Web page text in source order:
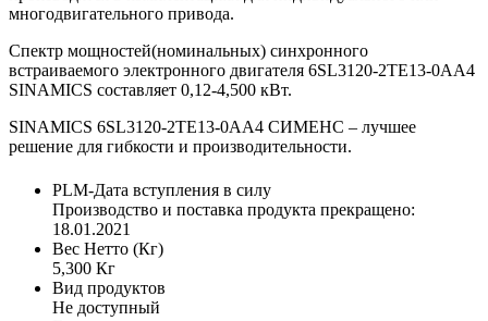
многодвигательного привода.
Спектр мощностей(номинальных) синхронного
встраиваемого электронного двигателя 6SL3120-2TE13-0AA4
SINAMICS составляет 0,12-4,500 кВт.
SINAMICS 6SL3120-2TE13-0AA4 СИМЕНС – лучшее
решение для гибкости и производительности.
PLM-Дата вступления в силу
Производство и поставка продукта прекращено:
18.01.2021
Вес Нетто (Кг)
5,300 Кг
Вид продуктов
Не доступный